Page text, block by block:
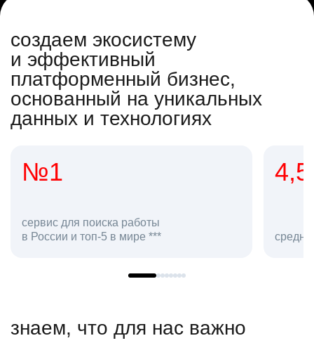
создаем экосистему
и эффективный
платформенный бизнес,
основанный на уникальных
данных и технологиях
4,5
средняя оценка hh.ru как работодателя **
в hh.ru
знаем, что для нас важно